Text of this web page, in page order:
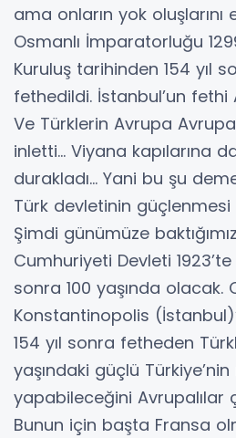
ama onların yok oluşlarını
Osmanlı İmparatorluğu
Kuruluş tarihinden 154 yıl
fethedildi. İstanbul’un fethi
Ve Türklerin Avrupa
inletti… Viyana kapılarına
durakladı… Yani bu şu
Türk devletinin
Şimdi günümüze
Cumhuriyeti Devleti 1923’te
sonra 100 yaşında olacak.
Konstantinopolis
154 yıl sonra fetheden
yaşındaki güçlü Türkiye’nin
yapabileceğini Avrupalılar
Bunun için başta Fransa